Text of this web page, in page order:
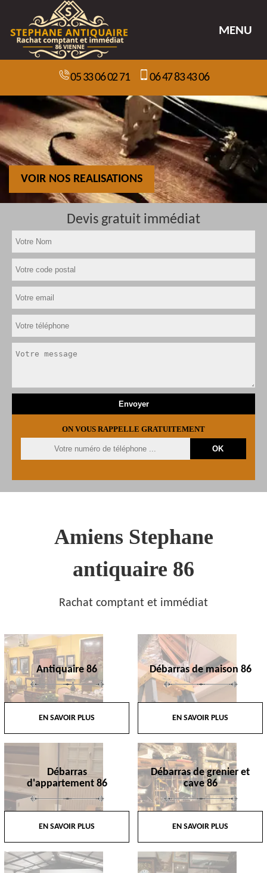
MENU
05 33 06 02 71 06 47 83 43 06
VOIR NOS REALISATIONS
Devis gratuit immédiat
ON VOUS RAPPELLE GRATUITEMENT
Amiens Stephane
antiquaire 86
Rachat comptant et immédiat
Antiquaire 86
EN SAVOIR PLUS
Débarras de maison 86
EN SAVOIR PLUS
Débarras
d'appartement 86
EN SAVOIR PLUS
Débarras de grenier et
cave 86
EN SAVOIR PLUS